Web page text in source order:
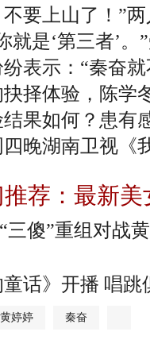
要上山了！”
就是‘第三者’
表示：“秦奋
体验，陈学
果如何？患有
晚湖南卫视《
推荐：最新美
三傻”重组对战
话》开播 唱
黄婷婷 秦奋